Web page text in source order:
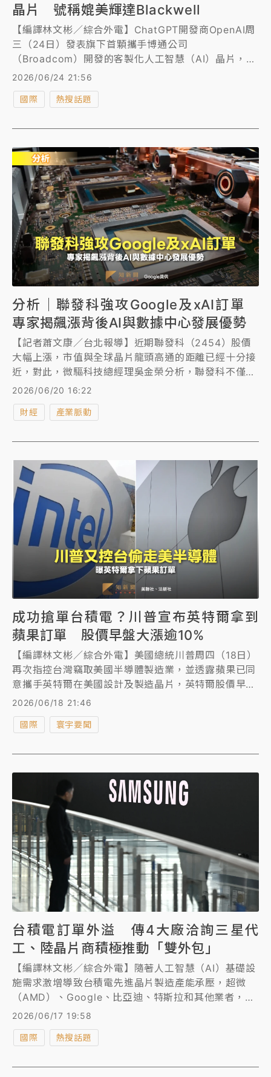
晶片 號稱媲美輝達Blackwell
【編譯林文彬／綜合外電】ChatGPT開發商OpenAI周
三（24日）發表旗下首顆攜手博通公司
（Broadcom）開發的客製化人工智慧（AI）晶片，盼
藉由量身打造硬體以讓自家AI產品更順暢，進而取得競
爭優勢。
2026/06/24 21:56
國際 熱搜話題
分析｜聯發科強攻Google及xAI訂單
專家揭飆漲背後AI與數據中心發展優勢
【記者蕭文康／台北報導】近期聯發科（2454）股價
大幅上漲，市值與全球晶片龍頭高通的距離已經十分接
近，對此，微驅科技總經理吳金榮分析，聯發科不僅在
IC設計上持續領先，更積極拓展AI數據中心系統組裝領
的巨額伺服器整櫃組裝訂單，展現強勁成長態勢；吳金
面，因為「身處台灣」，擁有AI完整供應鏈，甚至比博
通更具競爭力。
2026/06/20 16:22
財經 產業脈動
成功搶單台積電？川普宣布英特爾拿到
蘋果訂單 股價早盤大漲逾10%
【編譯林文彬／綜合外電】美國總統川普周四（18日）
再次指控台灣竊取美國半導體製造業，並透露蘋果已同
意攜手英特爾在美國設計及製造晶片，英特爾股價早盤
應聲大漲逾10%。
2026/06/18 21:46
國際 寰宇要聞
台積電訂單外溢 傳4大廠洽詢三星代
工、陸晶片商積極推動「雙外包」
【編譯林文彬／綜合外電】隨著人工智慧（AI）基礎設
施需求激增導致台積電先進晶片製造產能承壓，超微
（AMD）、Google、比亞迪、特斯拉和其他業者，據
傳正加強尋求三星電子提供晶片代工服務。
2026/06/17 19:58
國際 熱搜話題